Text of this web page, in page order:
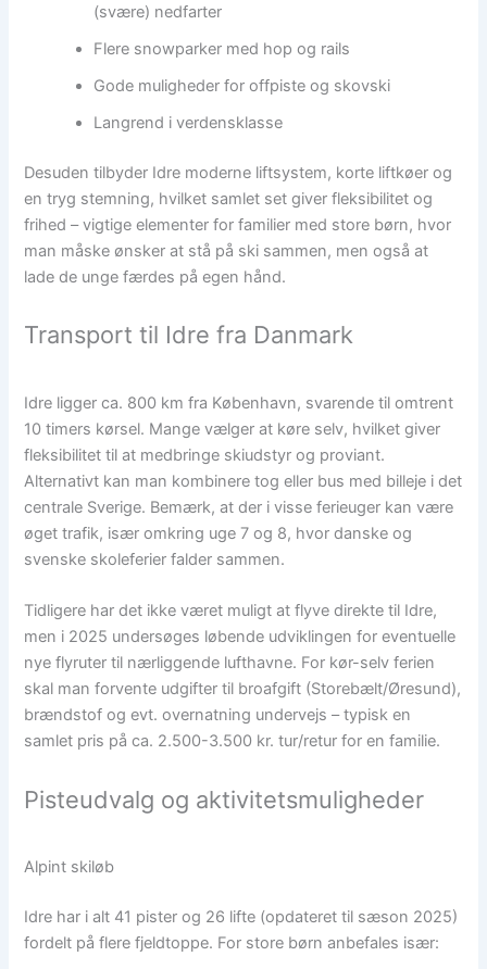
(svære) nedfarter
Flere snowparker med hop og rails
Gode muligheder for offpiste og skovski
Langrend i verdensklasse
Desuden tilbyder Idre moderne liftsystem, korte liftkøer og
en tryg stemning, hvilket samlet set giver fleksibilitet og
frihed – vigtige elementer for familier med store børn, hvor
man måske ønsker at stå på ski sammen, men også at
lade de unge færdes på egen hånd.
Transport til Idre fra Danmark
Idre ligger ca. 800 km fra København, svarende til omtrent
10 timers kørsel. Mange vælger at køre selv, hvilket giver
fleksibilitet til at medbringe skiudstyr og proviant.
Alternativt kan man kombinere tog eller bus med billeje i det
centrale Sverige. Bemærk, at der i visse ferieuger kan være
øget trafik, især omkring uge 7 og 8, hvor danske og
svenske skoleferier falder sammen.
Tidligere har det ikke været muligt at flyve direkte til Idre,
men i 2025 undersøges løbende udviklingen for eventuelle
nye flyruter til nærliggende lufthavne. For kør-selv ferien
skal man forvente udgifter til broafgift (Storebælt/Øresund),
brændstof og evt. overnatning undervejs – typisk en
samlet pris på ca. 2.500-3.500 kr. tur/retur for en familie.
Pisteudvalg og aktivitetsmuligheder
Alpint skiløb
Idre har i alt 41 pister og 26 lifte (opdateret til sæson 2025)
fordelt på flere fjeldtoppe. For store børn anbefales især: